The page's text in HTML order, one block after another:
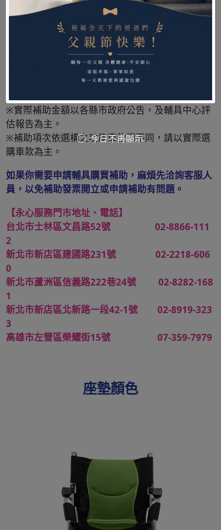
※若同時符合兩種資格，您可以擇優使用，但同一
項目不得重複申請，實際補助金額則以輔具中心評
估報告及各縣市「補助項目表」與「身心障礙者輔
具費用補助基準表」為準，以實際購買金額為限。
※身障補助對象須符合：領有身心障礙證明，經評
估人員評估，及直轄市、縣(市)主管機關認有使用
※實際補助金額以各縣市政府公告，及輔具中心評
估報告為主。
※補助項次依選構之功能車款而不同，請以實際選
購車款為主。
如果你需要申請輔具購買補助，麻煩先洽詢客服人
員，以免補助發票開立或申請補助有問題。
【永心服務門市地址、電話】
台北市士林區文昌路52號 02-8866-111
2
新北市新店區建國路231號 02-2218-606
0
新北市蘆洲區信義路222巷24號 02-8282-168
1
新北市新店區北新路一段42-1號 02-8919-323
3
高雄市左營區榮耀街15號 07-359-7979
座墊顏色
今日不再顯示